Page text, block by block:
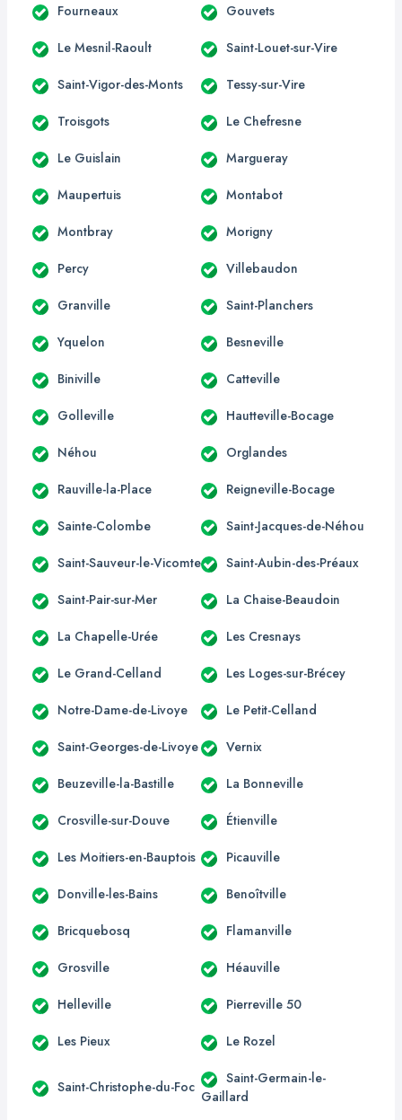
Fourneaux Gouvets
Le Mesnil-Raoult Saint-Louet-sur-Vire
Saint-Vigor-des-Monts Tessy-sur-Vire
Troisgots Le Chefresne
Le Guislain Margueray
Maupertuis Montabot
Montbray Morigny
Percy Villebaudon
Granville Saint-Planchers
Yquelon Besneville
Biniville Catteville
Golleville Hautteville-Bocage
Néhou Orglandes
Rauville-la-Place Reigneville-Bocage
Sainte-Colombe Saint-Jacques-de-Néhou
Saint-Sauveur-le-Vicomte Saint-Aubin-des-Préaux
Saint-Pair-sur-Mer La Chaise-Beaudoin
La Chapelle-Urée Les Cresnays
Le Grand-Celland Les Loges-sur-Brécey
Notre-Dame-de-Livoye Le Petit-Celland
Saint-Georges-de-Livoye Vernix
Beuzeville-la-Bastille La Bonneville
Crosville-sur-Douve Étienville
Les Moitiers-en-Bauptois Picauville
Donville-les-Bains Benoîtville
Bricquebosq Flamanville
Grosville Héauville
Helleville Pierreville 50
Les Pieux Le Rozel
Saint-Christophe-du-Foc
Saint-Germain-le-
Gaillard